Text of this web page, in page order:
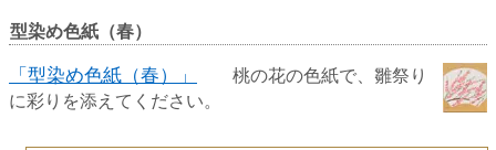
型染め色紙（春）
「型染め色紙（春）」
桃の花の色紙で、雛祭り
に彩りを添えてください。